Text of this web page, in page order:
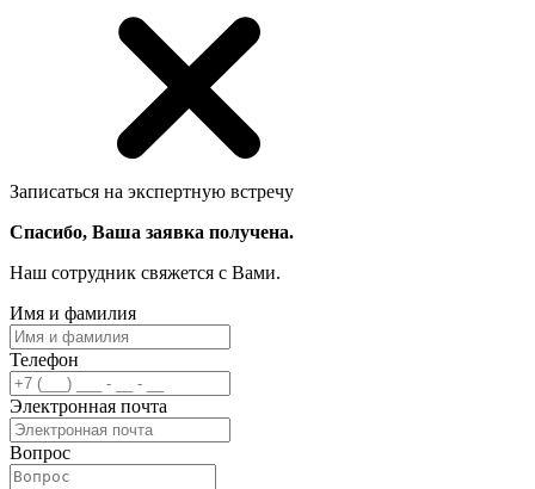
Записаться на экспертную встречу
Спасибо, Ваша заявка получена.
Наш сотрудник свяжется с Вами.
Имя и фамилия
Телефон
Электронная почта
Вопрос